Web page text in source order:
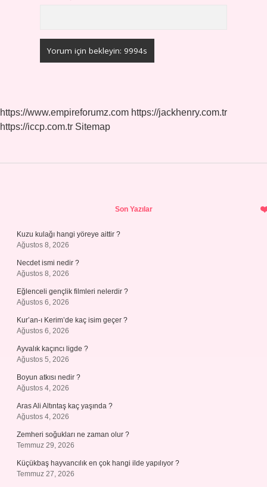
https://www.empireforumz.com https://jackhenry.com.tr
https://iccp.com.tr Sitemap
Son Yazılar
Kuzu kulağı hangi yöreye aittir ?
Ağustos 8, 2026
Necdet ismi nedir ?
Ağustos 8, 2026
Eğlenceli gençlik filmleri nelerdir ?
Ağustos 6, 2026
Kur’an-ı Kerim’de kaç isim geçer ?
Ağustos 6, 2026
Ayvalık kaçıncı ligde ?
Ağustos 5, 2026
Boyun atkısı nedir ?
Ağustos 4, 2026
Aras Ali Altıntaş kaç yaşında ?
Ağustos 4, 2026
Zemheri soğukları ne zaman olur ?
Temmuz 29, 2026
Küçükbaş hayvancılık en çok hangi ilde yapılıyor ?
Temmuz 27, 2026